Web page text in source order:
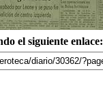
el siguiente enlace: